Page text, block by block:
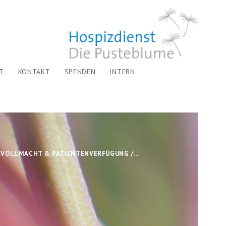
KONTAKT SPENDEN INTERN
& PATIENTENVERFÜGUNG /...